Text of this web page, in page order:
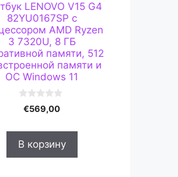
LENOVO V15 G4
82YU0167SP с
AMD Ryzen
3 7320U, 8 ГБ
памяти, 512
памяти и
ОС Windows 11
5
€569,00
В корзину